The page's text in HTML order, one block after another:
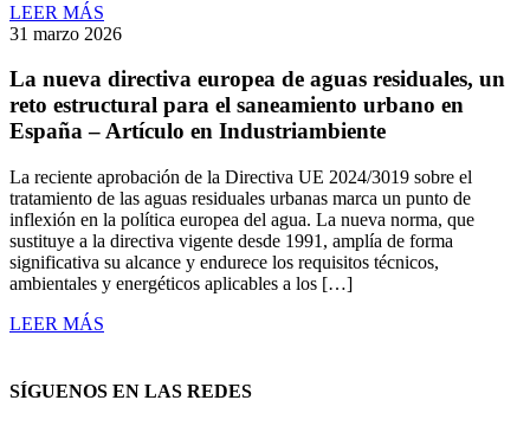
LEER MÁS
31 marzo 2026
La nueva directiva europea de aguas residuales, un
reto estructural para el saneamiento urbano en
España – Artículo en Industriambiente
La reciente aprobación de la Directiva UE 2024/3019 sobre el
tratamiento de las aguas residuales urbanas marca un punto de
inflexión en la política europea del agua. La nueva norma, que
sustituye a la directiva vigente desde 1991, amplía de forma
significativa su alcance y endurece los requisitos técnicos,
ambientales y energéticos aplicables a los […]
LEER MÁS
SÍGUENOS EN LAS REDES